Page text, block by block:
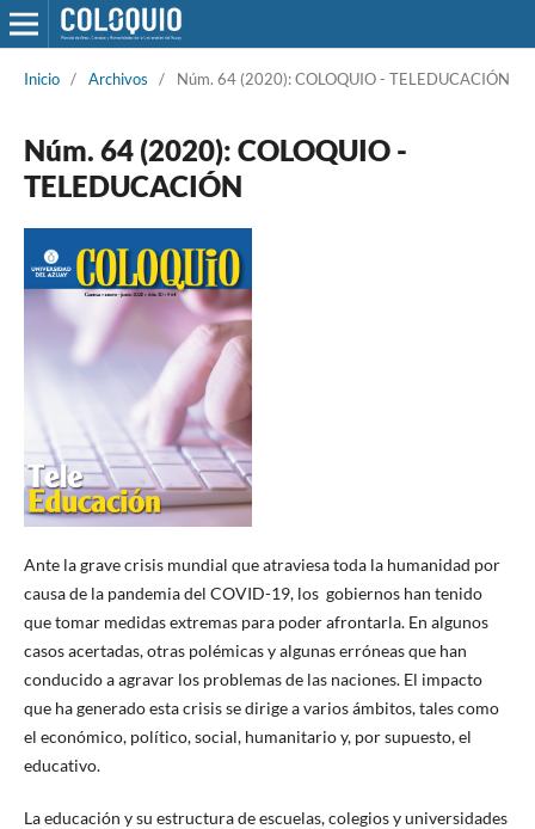
Inicio / Archivos / Núm. 64 (2020): COLOQUIO - TELEDUCACIÓN
Núm. 64 (2020): COLOQUIO -
TELEDUCACIÓN
Ante la grave crisis mundial que atraviesa toda la humanidad por
causa de la pandemia del COVID-19, los gobiernos han tenido
que tomar medidas extremas para poder afrontarla. En algunos
casos acertadas, otras polémicas y algunas erróneas que han
conducido a agravar los problemas de las naciones. El impacto
que ha generado esta crisis se dirige a varios ámbitos, tales como
el económico, político, social, humanitario y, por supuesto, el
educativo.
La educación y su estructura de escuelas, colegios y universidades